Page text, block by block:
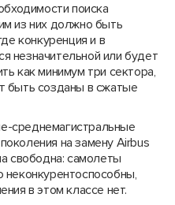
поиска
из них должно быть
конкуренция и в
незначительной или будет
как минимум три сектора,
быть созданы в сжатые
среднемагистральные
на замену Airbus
свободна: самолеты
неконкурентоспособны,
в этом классе нет.